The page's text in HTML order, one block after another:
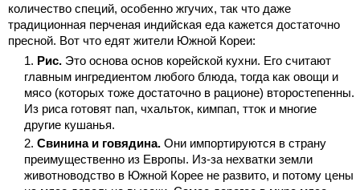
количество специй, особенно жгучих, так что даже
традиционная перченая индийская еда кажется достаточно
пресной. Вот что едят жители Южной Кореи:
Рис. Это основа основ корейской кухни. Его считают
главным ингредиентом любого блюда, тогда как овощи и
мясо (которых тоже достаточно в рационе) второстепенны.
Из риса готовят пап, чхальток, кимпап, тток и многие
другие кушанья.
Свинина и говядина. Они импортируются в страну
преимущественно из Европы. Из-за нехватки земли
животноводство в Южной Корее не развито, и потому цены